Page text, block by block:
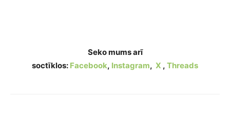
Seko mums arī
soctīklos: Facebook, Instagram, X , Threads